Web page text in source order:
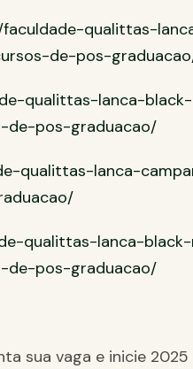
qualittas-
de-pos-
qualittas-lanca-
de-pos-graduacao/
qualittas-lanca-
qualittas-lanca-
de-pos-graduacao/
sua vaga e inicie